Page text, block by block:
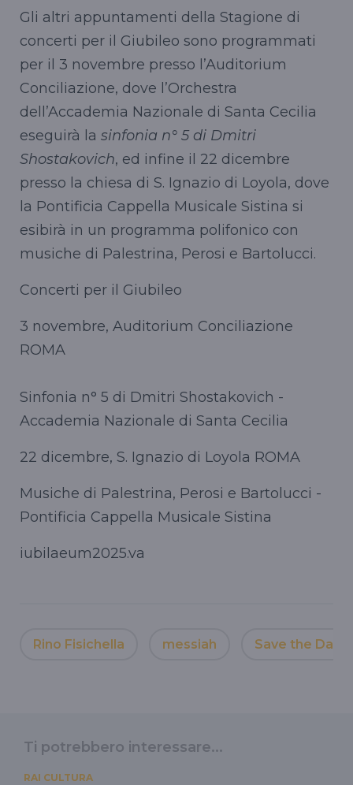
Gli altri appuntamenti della Stagione di
concerti per il Giubileo sono programmati
per il 3 novembre presso l’Auditorium
Conciliazione, dove l’Orchestra
dell’Accademia Nazionale di Santa Cecilia
eseguirà la sinfonia n° 5 di Dmitri
Shostakovich, ed infine il 22 dicembre
presso la chiesa di S. Ignazio di Loyola, dove
la Pontificia Cappella Musicale Sistina si
esibirà in un programma polifonico con
musiche di Palestrina, Perosi e Bartolucci.
Concerti per il Giubileo
3 novembre, Auditorium Conciliazione
ROMA
Sinfonia n° 5 di Dmitri Shostakovich -
Accademia Nazionale di Santa Cecilia
22 dicembre, S. Ignazio di Loyola ROMA
Musiche di Palestrina, Perosi e Bartolucci -
Pontificia Cappella Musicale Sistina
iubilaeum2025.va
Rino Fisichella messiah Save the Date
Ti potrebbero interessare...
RAI CULTURA